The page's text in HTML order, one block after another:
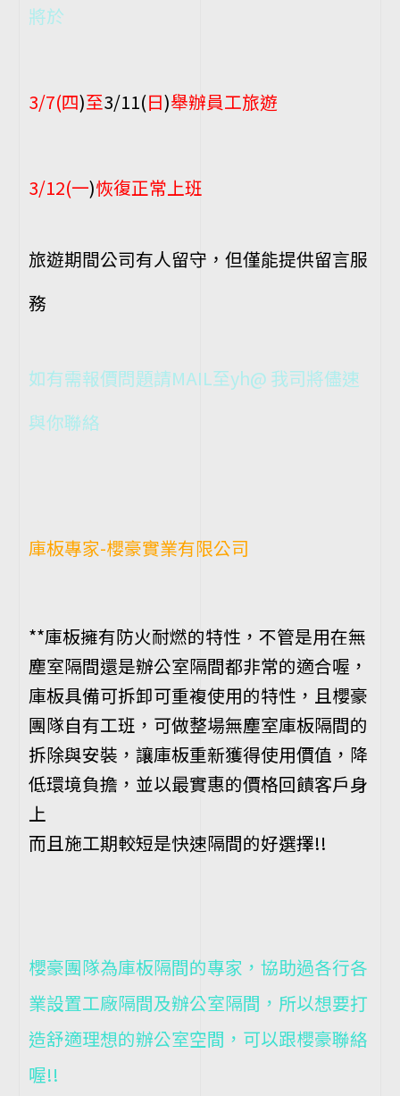
將於
3/7(四)至3/11(日)舉辦員工旅遊
3/12(一)恢復正常上班
旅遊期間公司有人留守，但僅能提供留言服
務
如有需報價問題請MAIL至yh@ 我司將儘速
與你聯絡
庫板專家-櫻豪實業有限公司
**庫板擁有防火耐燃的特性，不管是用在無
塵室隔間還是辦公室隔間都非常的適合喔，
庫板具備可拆卸可重複使用的特性，且櫻豪
團隊自有工班，可做整場無塵室庫板隔間的
拆除與安裝，讓庫板重新獲得使用價值，降
低環境負擔，並以最實惠的價格回饋客戶身
上
而且施工期較短是快速隔間的好選擇!!
櫻豪團隊為庫板隔間的專家，協助過各行各
業設置工廠隔間及辦公室隔間，所以想要打
造舒適理想的辦公室空間，可以跟櫻豪聯絡
喔!!